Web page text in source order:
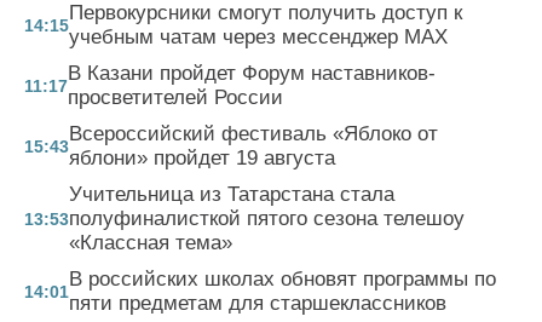
14:15
Первокурсники смогут получить доступ к
учебным чатам через мессенджер MAX
11:17
В Казани пройдет Форум наставников-
просветителей России
15:43
Всероссийский фестиваль «Яблоко от
яблони» пройдет 19 августа
13:53
Учительница из Татарстана стала
полуфиналисткой пятого сезона телешоу
«Классная тема»
14:01
В российских школах обновят программы по
пяти предметам для старшеклассников